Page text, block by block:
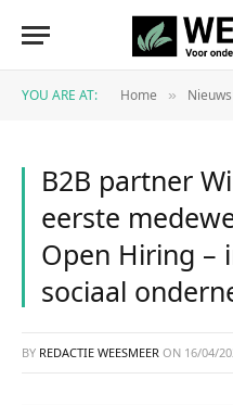
YOU ARE AT: Home » Nieuws
B2B partner
eerste
Open Hiring –
sociaal
BY REDACTIE WEESMEER ON 16/04/